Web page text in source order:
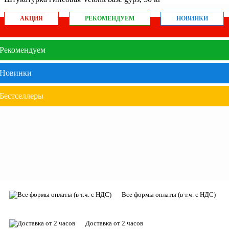
АКЦИЯ РЕКОМЕНДУЕМ НОВИНКИ
Рекомендуем
Новинки
Бестселлеры
Все формы оплаты (в т.ч. с НДС)
Доставка от 2 часов